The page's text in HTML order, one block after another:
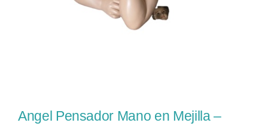
Angel Pensador Mano en Mejilla –